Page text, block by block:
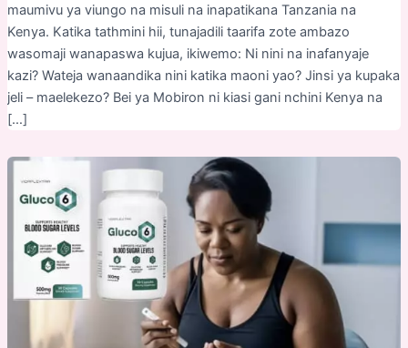
maumivu ya viungo na misuli na inapatikana Tanzania na
Kenya. Katika tathmini hii, tunajadili taarifa zote ambazo
wasomaji wanapaswa kujua, ikiwemo: Ni nini na inafanyaje
kazi? Wateja wanaandika nini katika maoni yao? Jinsi ya kupaka
jeli – maelekezo? Bei ya Mobiron ni kiasi gani nchini Kenya na
[…]